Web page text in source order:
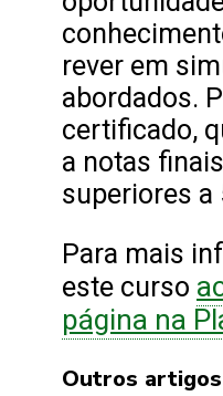
rever em
abordados.
certificado,
a notas
superiores a
Para mais
este curso
página na
Outros